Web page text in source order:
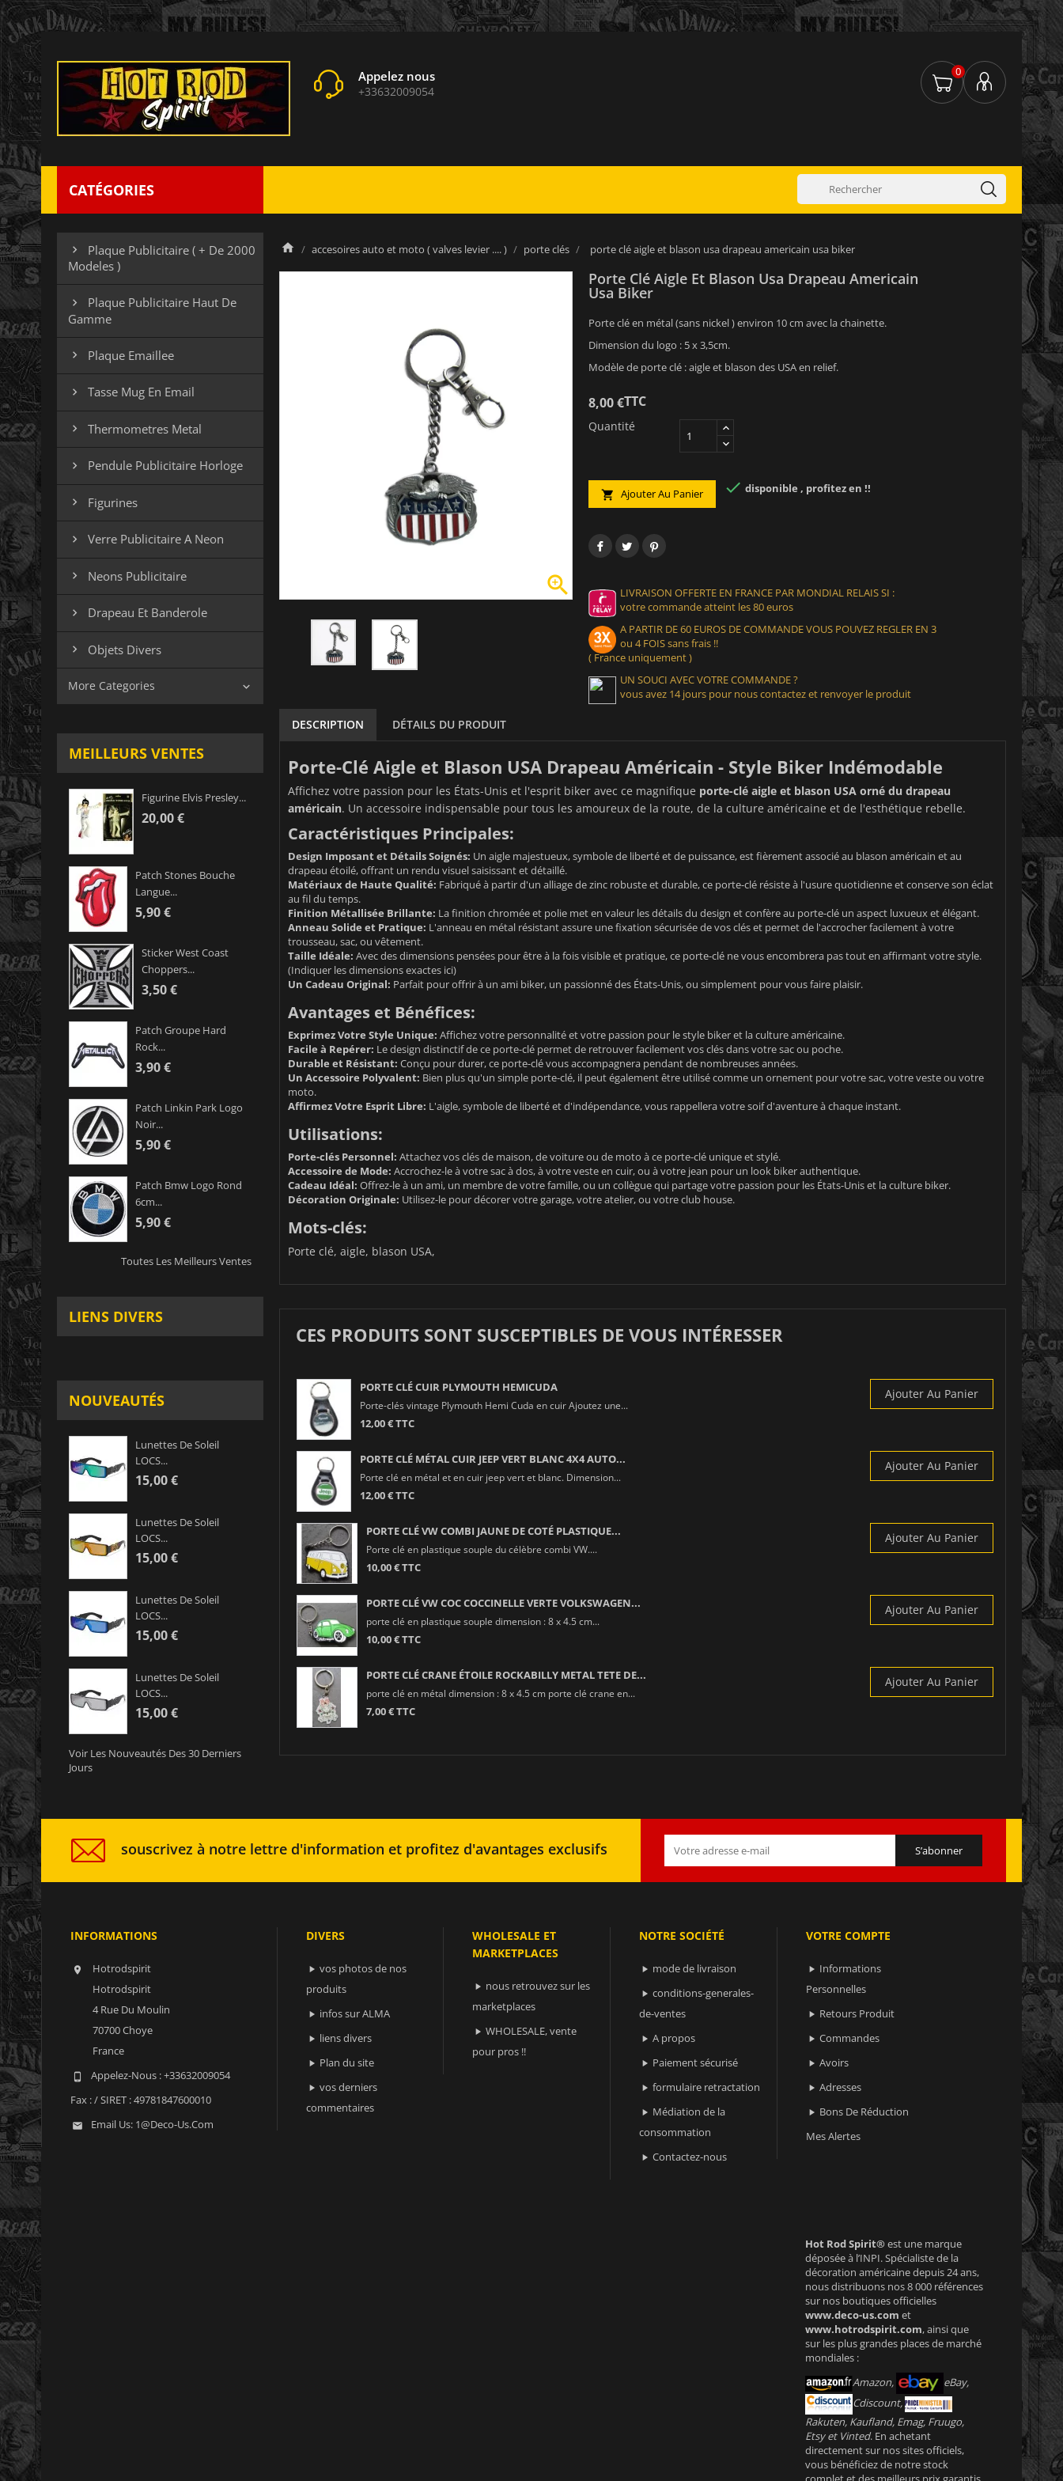
Appelez nous
+33632009054
0
CATÉGORIES

Plaque Publicitaire ( + De 2000
Modeles )

Plaque Publicitaire Haut De
Gamme
 Plaque Emaillee
 Tasse Mug En Email
 Thermometres Metal
 Pendule Publicitaire Horloge
 Figurines
 Verre Publicitaire A Neon
 Neons Publicitaire
 Drapeau Et Banderole
 Objets Divers
More Categories 
MEILLEURS VENTES
Figurine Elvis Presley...
20,00 €
Patch Stones Bouche
Langue...
5,90 €
Sticker West Coast
Choppers...
3,50 €
Patch Groupe Hard
Rock...
3,90 €
Patch Linkin Park Logo
Noir...
5,90 €
Patch Bmw Logo Rond
6cm...
5,90 €
Toutes Les Meilleurs Ventes
LIENS DIVERS
NOUVEAUTÉS
Lunettes De Soleil
LOCS...
15,00 €
Lunettes De Soleil
LOCS...
15,00 €
Lunettes De Soleil
LOCS...
15,00 €
Lunettes De Soleil
LOCS...
15,00 €
Voir Les Nouveautés Des 30 Derniers
Jours
accesoires auto et moto ( valves levier .... ) porte clés porte clé aigle et blason usa drapeau americain usa biker

Porte Clé Aigle Et Blason Usa Drapeau Americain
Usa Biker
Porte clé en métal (sans nickel ) environ 10 cm avec la chainette.
Dimension du logo : 5 x 3,5cm.
Modèle de porte clé : aigle et blason des USA en relief.
8,00 €TTC
Quantité
 Ajouter Au Panier  disponible , profitez en !!
LIVRAISON OFFERTE EN FRANCE PAR MONDIAL RELAIS SI :
votre commande atteint les 80 euros
A PARTIR DE 60 EUROS DE COMMANDE VOUS POUVEZ REGLER EN 3
ou 4 FOIS sans frais !!
( France uniquement )
UN SOUCI AVEC VOTRE COMMANDE ?
vous avez 14 jours pour nous contactez et renvoyer le produit
DESCRIPTION DÉTAILS DU PRODUIT
Porte-Clé Aigle et Blason USA Drapeau Américain - Style Biker Indémodable
Affichez votre passion pour les États-Unis et l'esprit biker avec ce magnifique porte-clé aigle et blason USA orné du drapeau
américain. Un accessoire indispensable pour tous les amoureux de la route, de la culture américaine et de l'esthétique rebelle.
Caractéristiques Principales:
Design Imposant et Détails Soignés: Un aigle majestueux, symbole de liberté et de puissance, est fièrement associé au blason américain et au
drapeau étoilé, offrant un rendu visuel saisissant et détaillé.
Matériaux de Haute Qualité: Fabriqué à partir d'un alliage de zinc robuste et durable, ce porte-clé résiste à l'usure quotidienne et conserve son éclat
au fil du temps.
Finition Métallisée Brillante: La finition chromée et polie met en valeur les détails du design et confère au porte-clé un aspect luxueux et élégant.
Anneau Solide et Pratique: L'anneau en métal résistant assure une fixation sécurisée de vos clés et permet de l'accrocher facilement à votre
trousseau, sac, ou vêtement.
Taille Idéale: Avec des dimensions pensées pour être à la fois visible et pratique, ce porte-clé ne vous encombrera pas tout en affirmant votre style.
(Indiquer les dimensions exactes ici)
Un Cadeau Original: Parfait pour offrir à un ami biker, un passionné des États-Unis, ou simplement pour vous faire plaisir.
Avantages et Bénéfices:
Exprimez Votre Style Unique: Affichez votre personnalité et votre passion pour le style biker et la culture américaine.
Facile à Repérer: Le design distinctif de ce porte-clé permet de retrouver facilement vos clés dans votre sac ou poche.
Durable et Résistant: Conçu pour durer, ce porte-clé vous accompagnera pendant de nombreuses années.
Un Accessoire Polyvalent: Bien plus qu'un simple porte-clé, il peut également être utilisé comme un ornement pour votre sac, votre veste ou votre
moto.
Affirmez Votre Esprit Libre: L'aigle, symbole de liberté et d'indépendance, vous rappellera votre soif d'aventure à chaque instant.
Utilisations:
Porte-clés Personnel: Attachez vos clés de maison, de voiture ou de moto à ce porte-clé unique et stylé.
Accessoire de Mode: Accrochez-le à votre sac à dos, à votre veste en cuir, ou à votre jean pour un look biker authentique.
Cadeau Idéal: Offrez-le à un ami, un membre de votre famille, ou un collègue qui partage votre passion pour les États-Unis et la culture biker.
Décoration Originale: Utilisez-le pour décorer votre garage, votre atelier, ou votre club house.
Mots-clés:
Porte clé, aigle, blason USA,
CES PRODUITS SONT SUSCEPTIBLES DE VOUS INTÉRESSER
PORTE CLÉ CUIR PLYMOUTH HEMICUDA
Porte-clés vintage Plymouth Hemi Cuda en cuir Ajoutez une...
12,00 € TTC
Ajouter Au Panier
PORTE CLÉ MÉTAL CUIR JEEP VERT BLANC 4X4 AUTO...
Porte clé en métal et en cuir jeep vert et blanc. Dimension...
12,00 € TTC
Ajouter Au Panier
PORTE CLÉ VW COMBI JAUNE DE COTÉ PLASTIQUE...
Porte clé en plastique souple du célèbre combi VW....
10,00 € TTC
Ajouter Au Panier
PORTE CLÉ VW COC COCCINELLE VERTE VOLKSWAGEN...
porte clé en plastique souple dimension : 8 x 4.5 cm...
10,00 € TTC
Ajouter Au Panier
PORTE CLÉ CRANE ÉTOILE ROCKABILLY METAL TETE DE...
porte clé en métal dimension : 8 x 4.5 cm porte clé crane en...
7,00 € TTC
Ajouter Au Panier
souscrivez à notre lettre d'information et profitez d'avantages exclusifs
INFORMATIONS

Hotrodspirit
Hotrodspirit
4 Rue Du Moulin
70700 Choye
France
 Appelez-Nous :+33632009054
Fax :/ SIRET : 49781847600010
 Email Us: 1@deco-Us.com
DIVERS
 vos photos de nos
produits
 infos sur ALMA
 liens divers
 Plan du site
 vos derniers
commentaires
WHOLESALE ET
MARKETPLACES
 nous retrouvez sur les
marketplaces
 WHOLESALE, vente
pour pros !!
NOTRE SOCIÉTÉ
 mode de livraison
 conditions-generales-
de-ventes
 A propos
 Paiement sécurisé
 formulaire retractation
 Médiation de la
consommation
 Contactez-nous
VOTRE COMPTE
 Informations
Personnelles
 Retours Produit
 Commandes
 Avoirs
 Adresses
 Bons De Réduction
Mes Alertes
Hot Rod Spirit®est une marque
déposée à l’INPI. Spécialiste de la
décoration américaine depuis 24 ans,
nous distribuons nos 8 000 références
sur nos boutiques officielles
www.deco-us.com et
www.hotrodspirit.com, ainsi que
sur les plus grandes places de marché
mondiales :
Amazon,
eBay,
Cdiscount,
Rakuten, Kaufland, Emag, Fruugo,
Etsy et Vinted. En achetant
directement sur nos sites officiels,
vous bénéficiez de notre stock